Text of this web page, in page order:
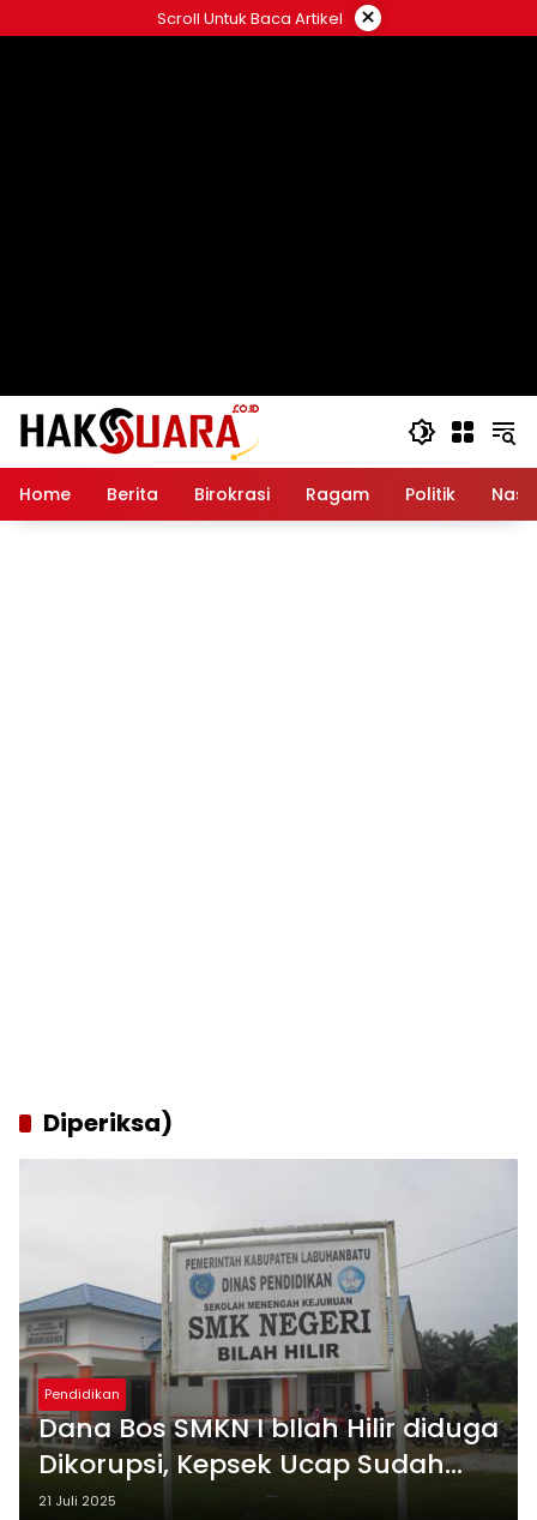
ke
Scroll Untuk Baca Artikel ×
Home Berita Birokrasi Ragam Politik
Diperiksa)
Pendidikan
Dana Bos SMKN I bIlah Hilir diduga
Dikorupsi, Kepsek Ucap Sudah
Diperiksa
21 Juli 2025